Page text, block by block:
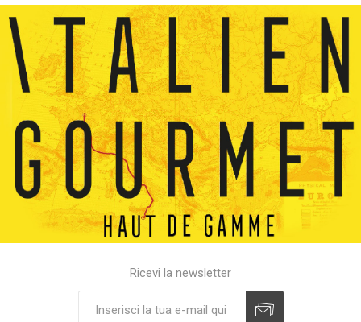
Ricevi la newsletter